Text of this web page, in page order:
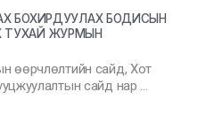
БОХИРДУУЛАХ БОДИСЫН
ТУХАЙ ЖУРМЫН
өөрчлөлтийн сайд, Хот
сайд нар …